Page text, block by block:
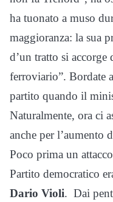
ha tuonato a muso
maggioranza: la sua
d’un tratto si accorge
ferroviario”. Bordate
partito quando il
Naturalmente, ora ci
anche per l’aumento
Poco prima un
Partito democratico
Dario Violi. Dai